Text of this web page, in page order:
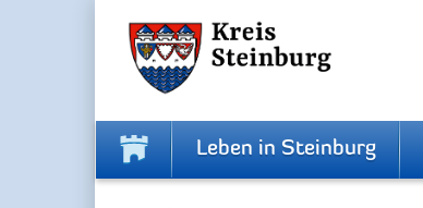
Leben in Steinburg